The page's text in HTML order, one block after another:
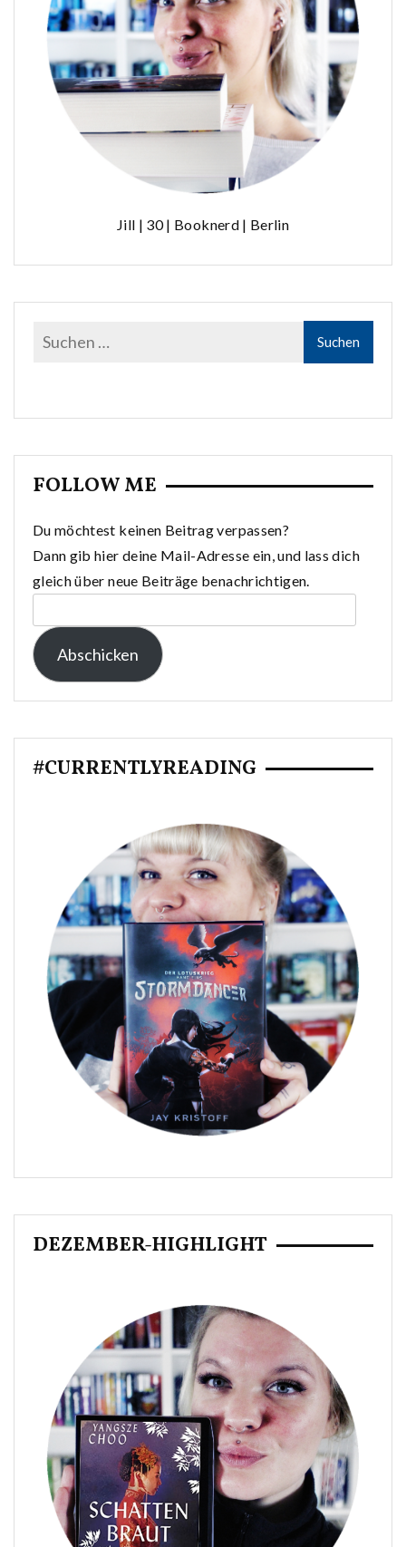
Jill | 30 | Booknerd | Berlin
FOLLOW ME
Du möchtest keinen Beitrag verpassen?
Dann gib hier deine Mail-Adresse ein, und lass dich
gleich über neue Beiträge benachrichtigen.
Mail-
Adresse:
Abschicken
#CURRENTLYREADING
DEZEMBER-HIGHLIGHT